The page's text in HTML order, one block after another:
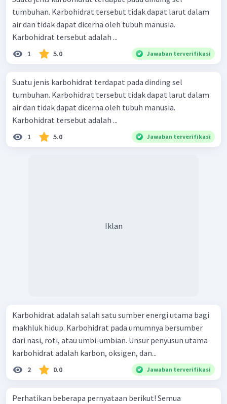
tumbuhan. Karbohidrat tersebut tidak dapat larut dalam
air dan tidak dapat dicerna oleh tubuh manusia.
Karbohidrat tersebut adalah ...
1 5.0 Jawaban terverifikasi
Suatu jenis karbohidrat terdapat pada dinding sel
tumbuhan. Karbohidrat tersebut tidak dapat larut dalam
air dan tidak dapat dicerna oleh tubuh manusia.
Karbohidrat tersebut adalah ...
1 5.0 Jawaban terverifikasi
Iklan
Karbohidrat adalah salah satu sumber energi utama bagi
makhluk hidup. Karbohidrat pada umumnya bersumber
dari nasi, roti, atau umbi-umbian. Unsur penyusun utama
karbohidrat adalah karbon, oksigen, dan...
2 0.0 Jawaban terverifikasi
Perhatikan beberapa pernyataan berikut! Semua